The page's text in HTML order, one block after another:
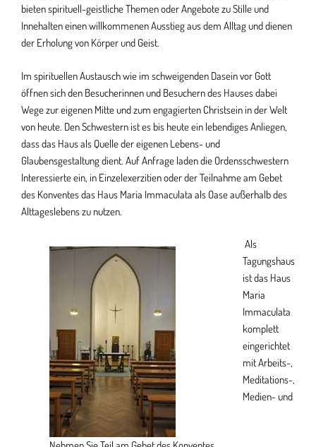
bieten spirituell-geistliche Themen oder Angebote zu Stille und
Innehalten einen willkommenen Ausstieg aus dem Alltag und dienen
der Erholung von Körper und Geist.
Im spirituellen Austausch wie im schweigenden Dasein vor Gott
öffnen sich den Besucherinnen und Besuchern des Hauses dabei
Wege zur eigenen Mitte und zum engagierten Christsein in der Welt
von heute. Den Schwestern ist es bis heute ein lebendiges Anliegen,
dass das Haus als Quelle der eigenen Lebens- und
Glaubensgestaltung dient. Auf Anfrage laden die Ordensschwestern
Interessierte ein, in Einzelexerzitien oder der Teilnahme am Gebet
des Konventes das Haus Maria Immaculata als Oase außerhalb des
Alttageslebens zu nutzen.
Als
Tagungshaus
ist das Haus
Maria
Immaculata
komplett
eingerichtet
mit Arbeits-,
Meditations-,
Medien- und